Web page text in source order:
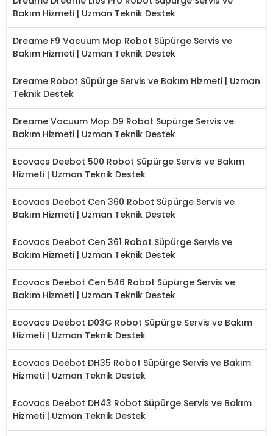
Bakım Hizmeti | Uzman Teknik Destek
Dreame F9 Vacuum Mop Robot Süpürge Servis ve
Bakım Hizmeti | Uzman Teknik Destek
Dreame Robot Süpürge Servis ve Bakım Hizmeti | Uzman
Teknik Destek
Dreame Vacuum Mop D9 Robot Süpürge Servis ve
Bakım Hizmeti | Uzman Teknik Destek
Ecovacs Deebot 500 Robot Süpürge Servis ve Bakım
Hizmeti | Uzman Teknik Destek
Ecovacs Deebot Cen 360 Robot Süpürge Servis ve
Bakım Hizmeti | Uzman Teknik Destek
Ecovacs Deebot Cen 361 Robot Süpürge Servis ve
Bakım Hizmeti | Uzman Teknik Destek
Ecovacs Deebot Cen 546 Robot Süpürge Servis ve
Bakım Hizmeti | Uzman Teknik Destek
Ecovacs Deebot D03G Robot Süpürge Servis ve Bakım
Hizmeti | Uzman Teknik Destek
Ecovacs Deebot DH35 Robot Süpürge Servis ve Bakım
Hizmeti | Uzman Teknik Destek
Ecovacs Deebot DH43 Robot Süpürge Servis ve Bakım
Hizmeti | Uzman Teknik Destek